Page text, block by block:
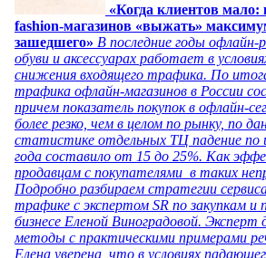
«Когда клиентов мало:
fashion-магазинов «выжать»
зашедшего» В последние годы офлайн-
обуви и аксессуарах работает в
снижения входящего трафика. По
трафика офлайн-магазинов в России
причем показатель покупок в офлайн-
более резко, чем в целом по рынку, по
статистике отдельных ТЦ падение по
года составило от 15 до 25%. Как
продавцам с покупателями в таких
Подробно разбираем стратегии
трафике с экспертом SR по закупкам
бизнесе Еленой Виноградовой. Эксперт
методы с практическими примерами
Елена уверена, что в условиях